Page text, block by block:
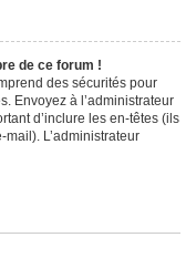
de ce forum !
des sécurités pour
Envoyez à l’administrateur
d’inclure les en-têtes (ils
mail). L’administrateur